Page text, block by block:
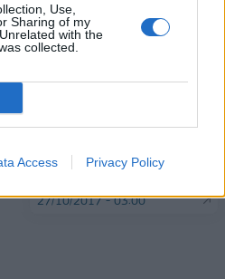
Use,
Sharing of my
with the
collected.
Access Privacy Policy
υπεραλίευσης στον
Κορινθιακό Κόλπο
27/10/2017 - 03:00